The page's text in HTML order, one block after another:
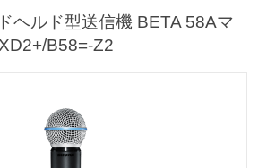
ヘルド型送信機 BETA 58Aマ
B58=-Z2